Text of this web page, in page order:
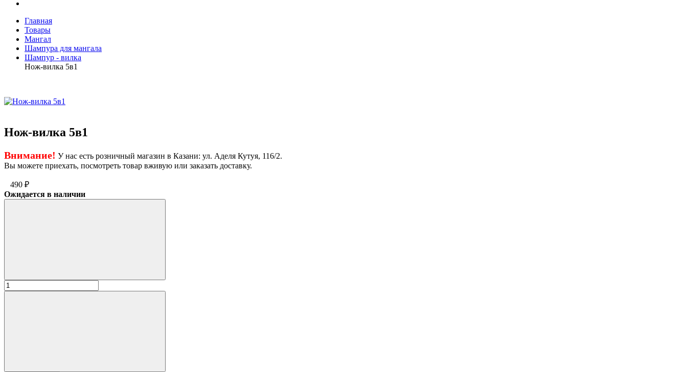
Главная
Товары
Мангал
Шампура для мангала
Шампур - вилка
Нож-вилка 5в1
Нож-вилка 5в1
Внимание! У нас есть розничный магазин в Казани: ул. Аделя Кутуя, 116/2.
Вы можете приехать, посмотреть товар вживую или заказать доставку.
490 ₽
Ожидается в наличии
Количество
товара